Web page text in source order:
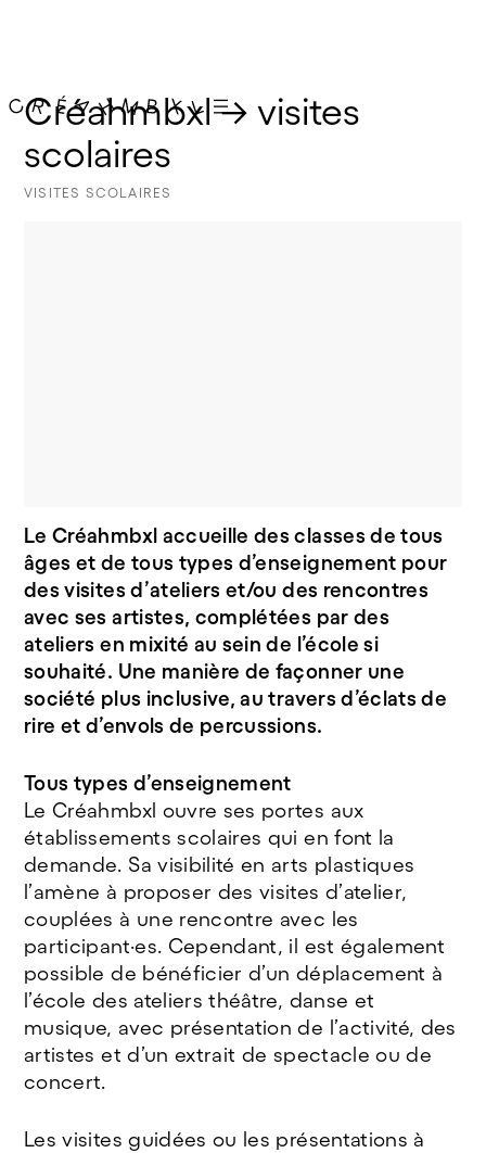
Créahmbxl → visites
scolaires
VISITES SCOLAIRES
Le Créahmbxl accueille des classes de tous
âges et de tous types d’enseignement pour
des visites d’ateliers et/ou des rencontres
avec ses artistes, complétées par des
ateliers en mixité au sein de l’école si
souhaité. Une manière de façonner une
société plus inclusive, au travers d’éclats de
rire et d’envols de percussions.
Tous types d’enseignement
Le Créahmbxl ouvre ses portes aux
établissements scolaires qui en font la
demande. Sa visibilité en arts plastiques
l’amène à proposer des visites d’atelier,
couplées à une rencontre avec les
participant·es. Cependant, il est également
possible de bénéficier d’un déplacement à
l’école des ateliers théâtre, danse et
musique, avec présentation de l’activité, des
artistes et d’un extrait de spectacle ou de
concert.
Les visites guidées ou les présentations à